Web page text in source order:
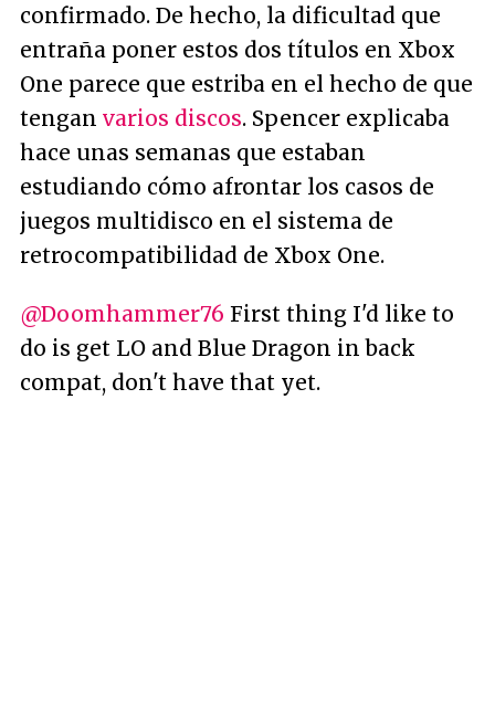
confirmado. De hecho, la dificultad que
entraña poner estos dos títulos en Xbox
One parece que estriba en el hecho de que
tengan varios discos. Spencer explicaba
hace unas semanas que estaban
estudiando cómo afrontar los casos de
juegos multidisco en el sistema de
retrocompatibilidad de Xbox One.
@Doomhammer76 First thing I'd like to
do is get LO and Blue Dragon in back
compat, don't have that yet.